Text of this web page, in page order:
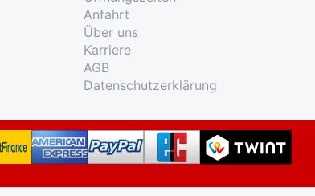
Anfahrt
Über uns
Karriere
AGB
Datenschutzerklärung